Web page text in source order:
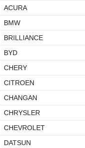
ACURA
BMW
BRILLIANCE
BYD
CHERY
CITROEN
CHANGAN
CHRYSLER
CHEVROLET
DATSUN